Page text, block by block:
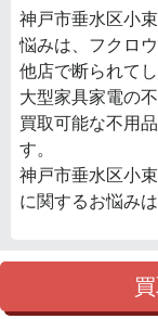
神戸市垂水区小
悩みは、フクロ
他店で断られて
大型家具家電の
買取可能な不用
す。
神戸市垂水区小
に関するお悩み